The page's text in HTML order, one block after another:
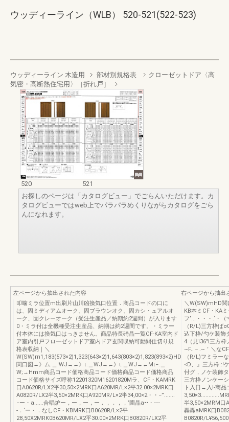
ウッディーライン（WLB） 520-521(522-523)
ウッディーライン 木造用 部材別規格表
クローゼットドア〈高
気密・高断熱住宅用〉［折れ戸］
520
521
お探しのページは「カタログビュー」でごらんいただけます。カ
タログビューではweb上でパラパラめくりながらカタログをごら
んになれます。
左ページから抽出された内容
叩噛ミラ位置m出刷片山川凶換気口位置．商品コードの口に
は、固ミディアムオーク、固ブラウンオク、固カシ・ュアルオ
ーク、固クレーオーク（受注生産品／納期約2週間）が入ります
0・ミラ付は全機種受注生産品、納期は約2週間です。・ミラー
付本体には換気口はっきません。商品特長碕晶一覧CF-KA室内ド
ア室内引戸フローゼットドア室内ドア玄関収納可動間仕切り規
格表収納｜＼
W(SW)rn1,183(573×2)1,323(643×2)1,643(803×2)1,823(893×2)HD
関口図←》ム.＿'WJ→←》ι.＿WJ→←》ι.＿WJ→←Mι−.＿
W;→Hmm商品コード価格商品コード価格商品コード価格商品
コード価格サイズ呼称12201320M16201820Mラ、CF・KAMRK
口A0620R/LX2平30,50×2MRK口A620MR/L×2平32.00×2MRK口
A0820R/LX2半3,50×2MRK口A920MR/L×2半34,00×2・・−”.......
−ー・a......合唱炉ー，ー，ー，ー．，．，，’圃晶a••・----
-．‘ー・．なしCF・KBMRK口B0620R/L×2平
28,50X2MRK0B620MR/LX2平30.00×2MRK口B0820R/LX2平
右ページから抽出
＼W(SW)mHD
KB本ミCF・KA
フ’...・・・.‘・
（R/L)三方枠ば
込下枠/勺ケ装飾
4（見i36"i三方枠
~F..－.~＇＼な
（R/L)フミラー
<D、』三方枠.:!
付グ，ノケ装飾
三方枠ノンケー
ト入日→入I-商品
半3,50×2MRM口
轟轟aMRK口
B0820R/